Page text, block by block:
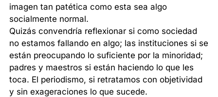
imagen tan patética como esta sea algo
socialmente normal.
Quizás convendría reflexionar si como sociedad
no estamos fallando en algo; las instituciones si se
están preocupando lo suficiente por la minoridad;
padres y maestros si están haciendo lo que les
toca. El periodismo, si retratamos con objetividad
y sin exageraciones lo que sucede.